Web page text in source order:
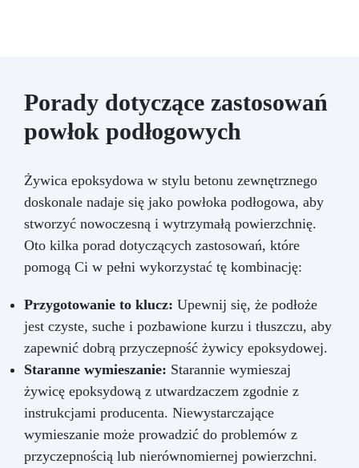
Porady dotyczące zastosowań
powłok podłogowych
Żywica epoksydowa w stylu betonu zewnętrznego
doskonale nadaje się jako powłoka podłogowa, aby
stworzyć nowoczesną i wytrzymałą powierzchnię.
Oto kilka porad dotyczących zastosowań, które
pomogą Ci w pełni wykorzystać tę kombinację:
Przygotowanie to klucz: Upewnij się, że podłoże
jest czyste, suche i pozbawione kurzu i tłuszczu, aby
zapewnić dobrą przyczepność żywicy epoksydowej.
Staranne wymieszanie: Starannie wymieszaj
żywicę epoksydową z utwardzaczem zgodnie z
instrukcjami producenta. Niewystarczające
wymieszanie może prowadzić do problemów z
przyczepnością lub nierównomiernej powierzchni.